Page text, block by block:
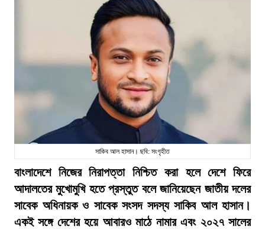
সাকিব আল হাসান। ছবি: সংগৃহীত
বাংলাদেশে নিজের নিরাপত্তা নিশ্চিত করা হলে দেশে ফিরে
আদালতের মুখোমুখি হতে প্রস্তুত বলে জানিয়েছেন জাতীয় দলের
সাবেক অধিনায়ক ও সাবেক সংসদ সদস্য সাকিব আল হাসান।
একই সঙ্গে দেশের হয়ে আবারও মাঠে নামার এবং ২০২৭ সালের